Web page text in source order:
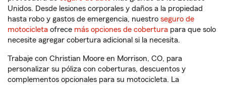
Unidos. Desde lesiones corporales y daños a la propiedad
hasta robo y gastos de emergencia, nuestro seguro de
motocicleta ofrece más opciones de cobertura para que solo
necesite agregar cobertura adicional si la necesita.
Trabaje con Christian Moore en Morrison, CO, para
personalizar su póliza con coberturas, descuentos y
complementos opcionales para su motocicleta. La